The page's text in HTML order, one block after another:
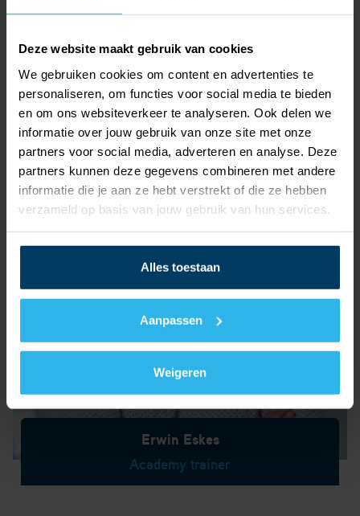
Deze website maakt gebruik van cookies
We gebruiken cookies om content en advertenties te
personaliseren, om functies voor social media te bieden
en om ons websiteverkeer te analyseren. Ook delen we
informatie over jouw gebruik van onze site met onze
partners voor social media, adverteren en analyse. Deze
partners kunnen deze gegevens combineren met andere
informatie die je aan ze hebt verstrekt of die ze hebben
verzameld op basis van jouw gebruik van hun services.
Alles toestaan
Aanpassen
Weigeren
Schrijf je nu in
Erwin Eskes
Academy trainer